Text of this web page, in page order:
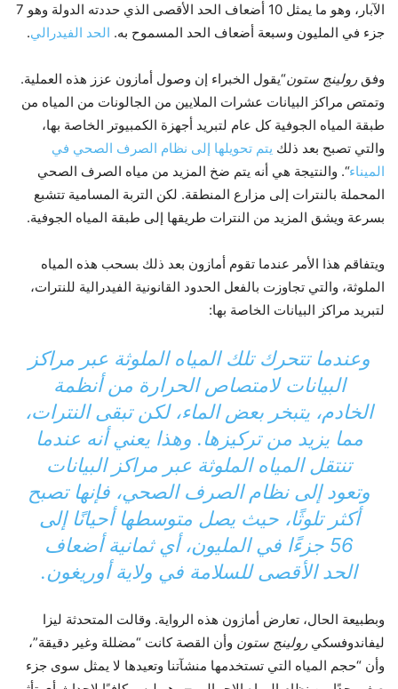
الآبار، وهو ما يمثل 10 أضعاف الحد الأقصى الذي حددته الدولة وهو 7
جزء في المليون وسبعة أضعاف الحد المسموح به. الحد الفيدرالي.
وفق رولينج ستون“يقول الخبراء إن وصول أمازون عزز هذه العملية.
وتمتص مراكز البيانات عشرات الملايين من الجالونات من المياه من
طبقة المياه الجوفية كل عام لتبريد أجهزة الكمبيوتر الخاصة بها،
والتي تصبح بعد ذلك يتم تحويلها إلى نظام الصرف الصحي في
الميناء“. والنتيجة هي أنه يتم ضخ المزيد من مياه الصرف الصحي
المحملة بالنترات إلى مزارع المنطقة. لكن التربة المسامية تتشبع
بسرعة ويشق المزيد من النترات طريقها إلى طبقة المياه الجوفية.
ويتفاقم هذا الأمر عندما تقوم أمازون بعد ذلك بسحب هذه المياه
الملوثة، والتي تجاوزت بالفعل الحدود القانونية الفيدرالية للنترات،
لتبريد مراكز البيانات الخاصة بها:
وعندما تتحرك تلك المياه الملوثة عبر مراكز
البيانات لامتصاص الحرارة من أنظمة
الخادم، يتبخر بعض الماء، لكن تبقى النترات،
مما يزيد من تركيزها. وهذا يعني أنه عندما
تنتقل المياه الملوثة عبر مراكز البيانات
وتعود إلى نظام الصرف الصحي، فإنها تصبح
أكثر تلوثًا، حيث يصل متوسطها أحيانًا إلى
56 جزءًا في المليون، أي ثمانية أضعاف
الحد الأقصى للسلامة في ولاية أوريغون.
وبطبيعة الحال، تعارض أمازون هذه الرواية. وقالت المتحدثة ليزا
ليفاندوفسكي رولينج ستون وأن القصة كانت “مضللة وغير دقيقة”،
وأن “حجم المياه التي تستخدمها منشآتنا وتعيدها لا يمثل سوى جزء